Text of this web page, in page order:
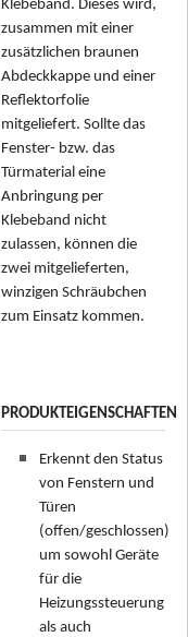
Klebeband. Dieses wird,
zusammen mit einer
zusätzlichen braunen
Abdeckkappe und einer
Reflektorfolie
mitgeliefert. Sollte das
Fenster- bzw. das
Türmaterial eine
Anbringung per
Klebeband nicht
zulassen, können die
zwei mitgelieferten,
winzigen Schräubchen
zum Einsatz kommen.
PRODUKTEIGENSCHAFTEN
Erkennt den Status
von Fenstern und
Türen
(offen/geschlossen)
um sowohl Geräte
für die
Heizungssteuerung
als auch